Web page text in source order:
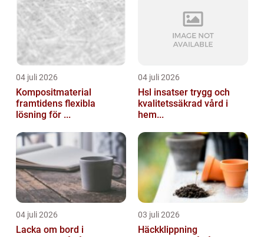
04 juli 2026
Kompositmaterial
framtidens flexibla
lösning för ...
04 juli 2026
Hsl insatser trygg och
kvalitetssäkrad vård i
hem...
04 juli 2026
Lacka om bord i
03 juli 2026
Häckklippning